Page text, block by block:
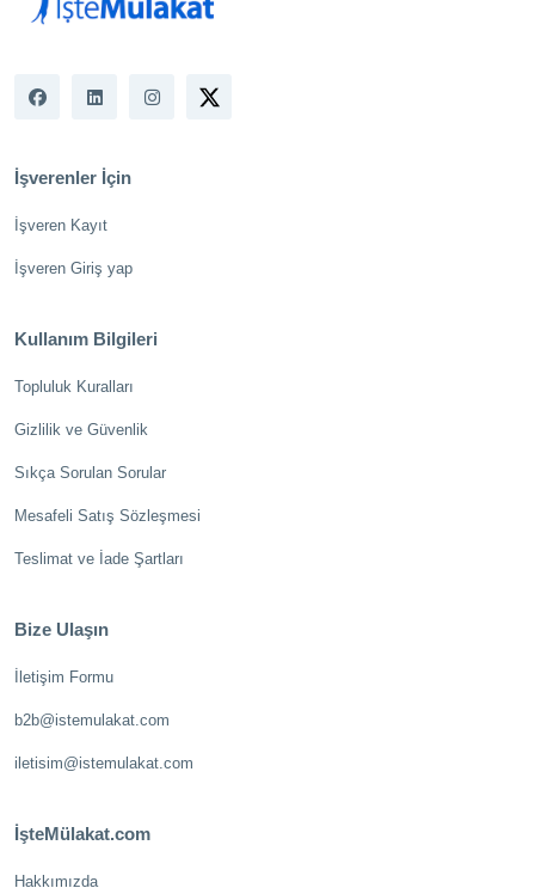
İşverenler İçin
İşveren Kayıt
İşveren Giriş yap
Kullanım Bilgileri
Topluluk Kuralları
Gizlilik ve Güvenlik
Sıkça Sorulan Sorular
Mesafeli Satış Sözleşmesi
Teslimat ve İade Şartları
Bize Ulaşın
İletişim Formu
b2b@istemulakat.com
iletisim@istemulakat.com
İşteMülakat.com
Hakkımızda